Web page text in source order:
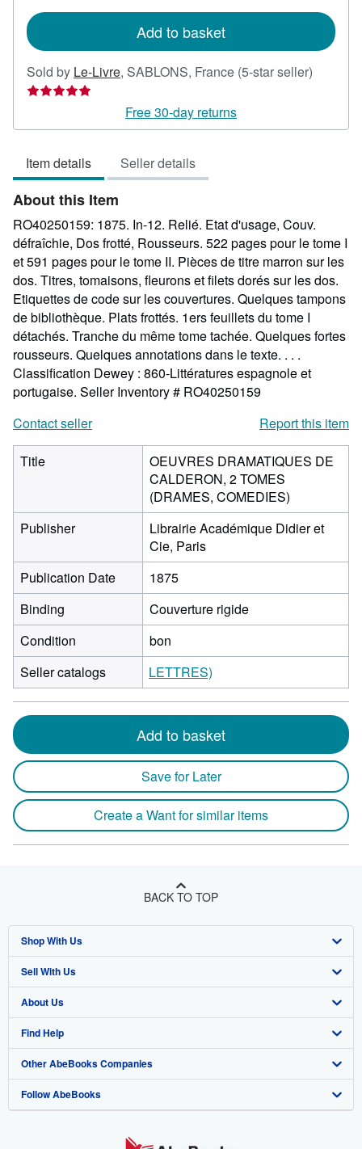
Add to basket
Sold by Le-Livre, SABLONS, France (5-star seller)
out
Free 30-day returns
Item details Seller details
About this Item
RO40250159: 1875. In-12. Relié. Etat d'usage, Couv.
défraîchie, Dos frotté, Rousseurs. 522 pages pour le tome I
et 591 pages pour le tome II. Pièces de titre marron sur les
dos. Titres, tomaisons, fleurons et filets dorés sur les dos.
Etiquettes de code sur les couvertures. Quelques tampons
de bibliothèque. Plats frottés. 1ers feuillets du tome I
détachés. Tranche du même tome tachée. Quelques fortes
rousseurs. Quelques annotations dans le texte. . . .
Classification Dewey : 860-Littératures espagnole et
portugaise. Seller Inventory # RO40250159
Contact seller
Report this item
Title
OEUVRES DRAMATIQUES DE
CALDERON, 2 TOMES
(DRAMES, COMEDIES)
Publisher
Librairie Académique Didier et
Cie, Paris
Publication Date
1875
Binding
Couverture rigide
Condition
bon
Seller catalogs
LETTRES)
Add to basket
Save for Later
Create a Want for similar items
BACK TO TOP
Shop With Us
Advanced Search
Browse Collections
My Account
My Orders
View Basket
Sell With Us
Start Selling
Join Our Affiliate Program
Book Buyback
Refer a seller
About Us
About AbeBooks
Media
Careers
Find Help
Help
Customer Support
Other AbeBooks Companies
AbeBooks.co.uk
Follow AbeBooks